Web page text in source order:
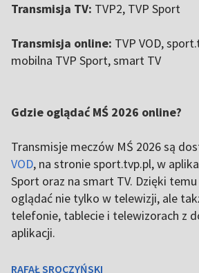
Transmisja TV: TVP2, TVP Sport
Transmisja online: TVP VOD,
mobilna TVP Sport, smart TV
Gdzie oglądać MŚ 2026 online?
Transmisje meczów MŚ 2026 są
VOD, na stronie sport.tvp.pl, w
Sport oraz na smart TV. Dzięki
oglądać nie tylko w telewizji, ale
telefonie, tablecie i telewizorach z
aplikacji.
RAFAŁ SROCZYŃSKI